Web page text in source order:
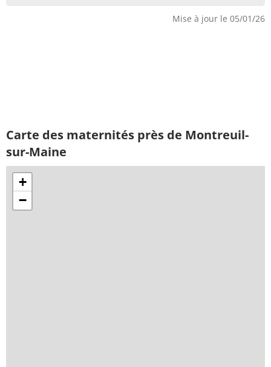
Mise à jour le 05/01/26
Carte des maternités près de Montreuil-
sur-Maine
+
−